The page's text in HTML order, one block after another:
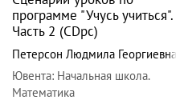
программе "Учусь учиться".
Часть 2 (CDpc)
Петерсон Людмила Георгиевна
Ювента: Начальная школа.
Математика